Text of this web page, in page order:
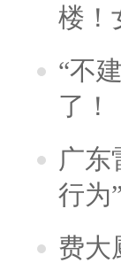
楼
“不
了！
广东
行为
费大